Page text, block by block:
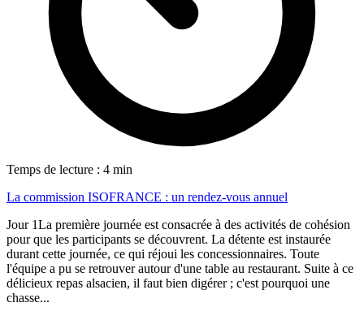
Temps de lecture : 4 min
La commission ISOFRANCE : un rendez-vous annuel
Jour 1La première journée est consacrée à des activités de cohésion
pour que les participants se découvrent. La détente est instaurée
durant cette journée, ce qui réjoui les concessionnaires. Toute
l'équipe a pu se retrouver autour d'une table au restaurant. Suite à ce
délicieux repas alsacien, il faut bien digérer ; c'est pourquoi une
chasse...